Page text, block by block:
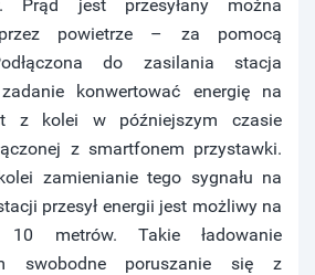
Prąd jest przesyłany można
powietrze – za pomocą
do zasilania stacja
konwertować energię na
z kolei w późniejszym czasie
z smartfonem przystawki.
zamienianie tego sygnału na
przesył energii jest możliwy na
10 metrów. Takie ładowanie
swobodne poruszanie się z